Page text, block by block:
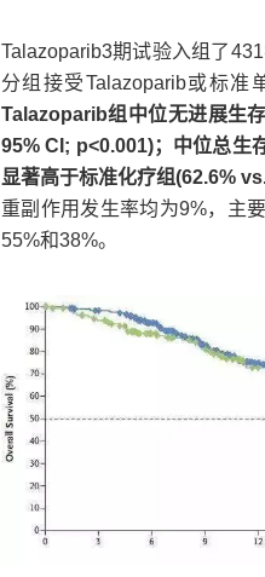
Talazoparib3期试验入组了
分组接受Talazoparib或标
Talazoparib组中位无进展生
95% CI; p<0.001)；中位总生
显著高于标准化疗组(62.6%
重副作用发生率均为9%，主
55%和38%。